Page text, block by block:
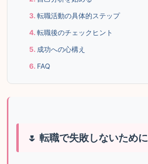
転職活動の具体的ステップ
転職後のチェックヒント
成功への心構え
FAQ
転職で失敗しないために